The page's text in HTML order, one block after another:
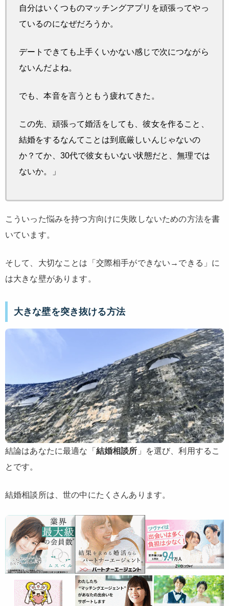
自分はいくつものマッチングアプリを頑張ってやっ
ているのになぜだろうか。
デートできても上手くいかない感じで次につながら
ないんだよね。
でも、本音を言うともう疲れてきた。
この先、頑張って婚活をしても、彼女を作ること、
結婚をするなんてことは到底厳しいんじゃないの
か？てか、30代で彼女もいない状態だと、無理では
ないか。」
こういった悩みを持つ方向けに失敗しないための方法を書
いています。
そして、大切なことは「交際相手ができない→できる」に
は大きな壁があります。
大きな壁を突き抜ける方法
結論はあなたに最適な「 結婚相談所 」を選び、利用するこ
とです。
結婚相談所は、世の中にたくさんあります。